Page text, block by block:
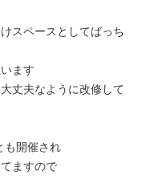
スペースとしてばっち
ます
丈夫なように改修して
も開催され
ますので